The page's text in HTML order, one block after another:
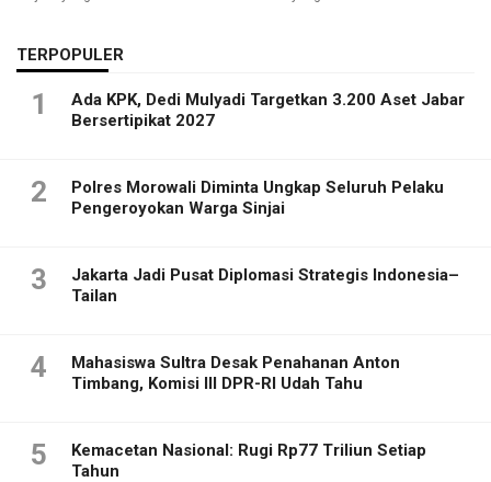
TERPOPULER
1
Ada KPK, Dedi Mulyadi Targetkan 3.200 Aset Jabar
Bersertipikat 2027
2
Polres Morowali Diminta Ungkap Seluruh Pelaku
Pengeroyokan Warga Sinjai
3
Jakarta Jadi Pusat Diplomasi Strategis Indonesia–
Tailan
4
Mahasiswa Sultra Desak Penahanan Anton
Timbang, Komisi III DPR-RI Udah Tahu
5
Kemacetan Nasional: Rugi Rp77 Triliun Setiap
Tahun